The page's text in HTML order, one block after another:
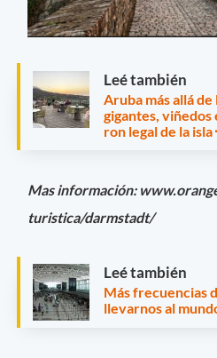
Leé también
Aruba más allá
gigantes,
ron legal de la isla
Mas información:
turistica/darmstadt/
Leé también
Más frecuencias
llevarnos al